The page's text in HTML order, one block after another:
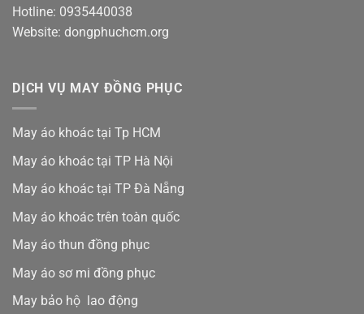
Hotline: 0935440038
Website: dongphuchcm.org
DỊCH VỤ MAY ĐỒNG PHỤC
May áo khoác tại Tp HCM
May áo khoác tại TP Hà Nội
May áo khoác tại TP Đà Nẵng
May áo khoác trên toàn quốc
May áo thun đồng phục
May áo sơ mi đồng phục
May bảo hộ lao động